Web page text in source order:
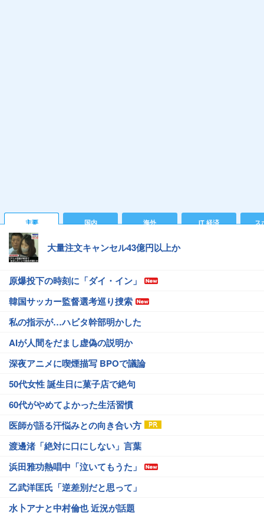
主要 国内 海外 IT 経済 ス
大量注文キャンセル43億円以上か
原爆投下の時刻に「ダイ・イン」
韓国サッカー監督選考巡り捜索
私の指示が…ハビタ幹部明かした
AIが人間をだまし虚偽の説明か
深夜アニメに喫煙描写 BPOで議論
50代女性 誕生日に菓子店で絶句
60代がやめてよかった生活習慣
医師が語る汗悩みとの向き合い方
渡邊渚「絶対に口にしない」言葉
浜田雅功熱唱中「泣いてもうた」
乙武洋匡氏「逆差別だと思って」
水卜アナと中村倫也 近況が話題